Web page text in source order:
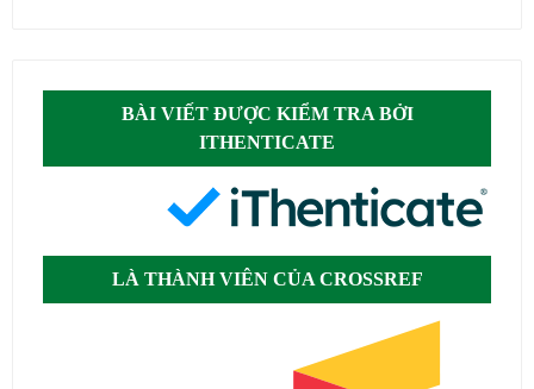
BÀI VIẾT ĐƯỢC KIỂM TRA BỞI
ITHENTICATE
LÀ THÀNH VIÊN CỦA CROSSREF